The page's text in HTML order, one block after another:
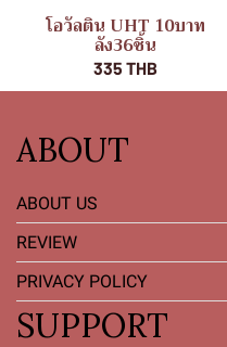
โอวัลติน UHT 10บาท
ลัง36ชิ้น
335 THB
ABOUT
ABOUT US
REVIEW
PRIVACY POLICY
SUPPORT